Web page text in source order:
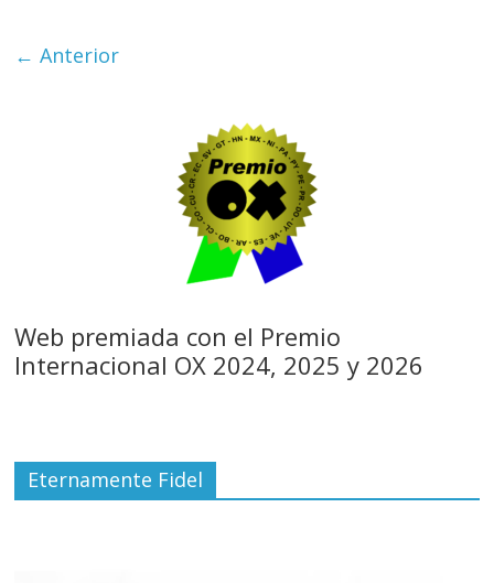
← Anterior
Web premiada con el Premio
Internacional OX 2024, 2025 y 2026
Eternamente Fidel